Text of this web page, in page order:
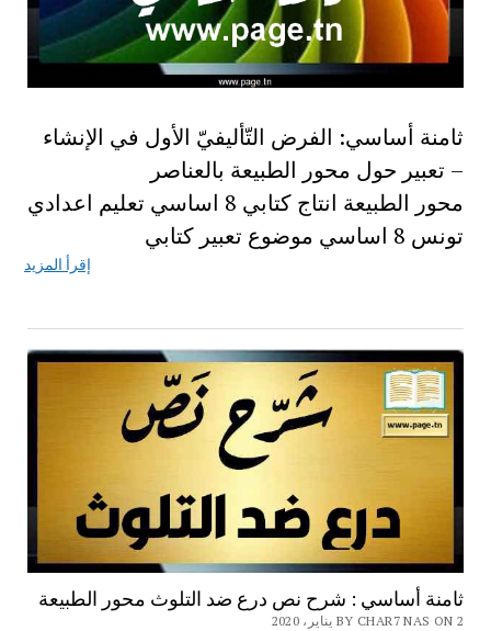
ثامنة أساسي: الفرض التّأليفيّ الأول في الإنشاء
– تعبير حول محور الطبيعة بالعناصر
محور الطبيعة انتاج كتابي 8 اساسي تعليم اعدادي
تونس 8 اساسي موضوع تعبير كتابي
إقرأ المزيد
ثامنة أساسي : شرح نص درع ضد التلوث محور الطبيعة
BY CHAR7 NAS ON 2 يناير، 2020